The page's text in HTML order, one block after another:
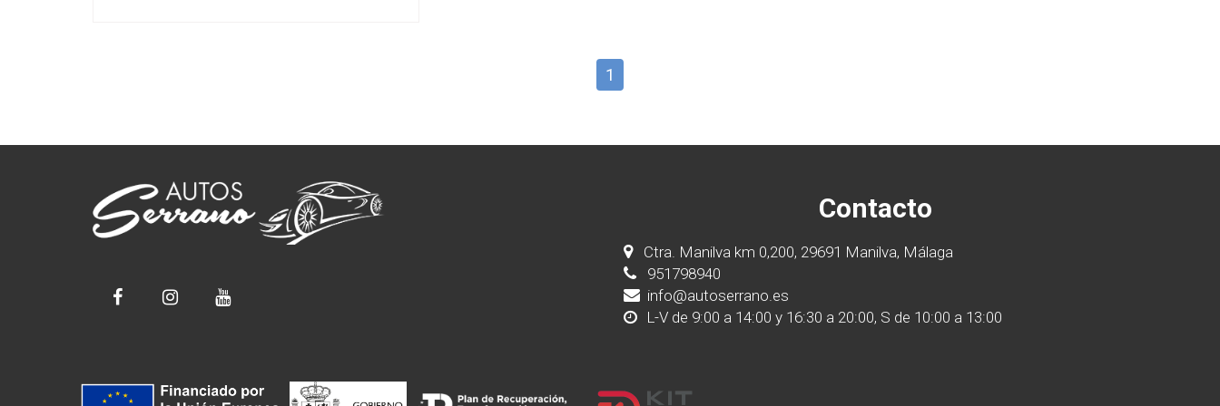
1
Contacto
Ctra. Manilva km 0,200, 29691 Manilva, Málaga
951798940
info@autoserrano.es
L-V de 9:00 a 14:00 y 16:30 a 20:00, S de 10:00 a 13:00